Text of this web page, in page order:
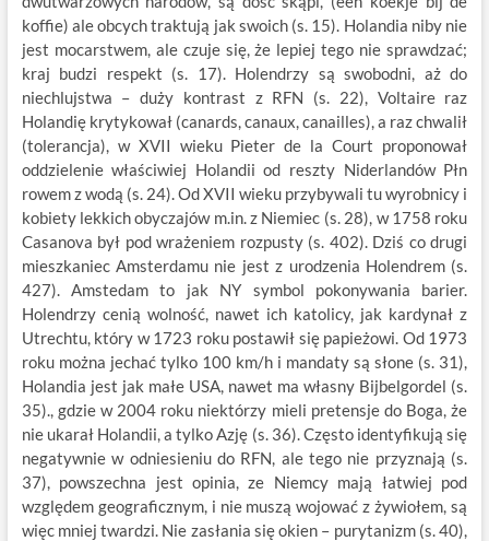
koffie) ale obcych traktują jak swoich (s. 15). Holandia niby nie
jest mocarstwem, ale czuje się, że lepiej tego nie sprawdzać;
kraj budzi respekt (s. 17). Holendrzy są swobodni, aż do
niechlujstwa – duży kontrast z RFN (s. 22), Voltaire raz
Holandię krytykował (canards, canaux, canailles), a raz chwalił
(tolerancja), w XVII wieku Pieter de la Court proponował
oddzielenie właściwiej Holandii od reszty Niderlandów Płn
rowem z wodą (s. 24). Od XVII wieku przybywali tu wyrobnicy i
kobiety lekkich obyczajów m.in. z Niemiec (s. 28), w 1758 roku
Casanova był pod wrażeniem rozpusty (s. 402). Dziś co drugi
mieszkaniec Amsterdamu nie jest z urodzenia Holendrem (s.
427). Amstedam to jak NY symbol pokonywania barier.
Holendrzy cenią wolność, nawet ich katolicy, jak kardynał z
Utrechtu, który w 1723 roku postawił się papieżowi. Od 1973
roku można jechać tylko 100 km/h i mandaty są słone (s. 31),
Holandia jest jak małe USA, nawet ma własny Bijbelgordel (s.
35)., gdzie w 2004 roku niektórzy mieli pretensje do Boga, że
nie ukarał Holandii, a tylko Azję (s. 36). Często identyfikują się
negatywnie w odniesieniu do RFN, ale tego nie przyznają (s.
37), powszechna jest opinia, ze Niemcy mają łatwiej pod
względem geograficznym, i nie muszą wojować z żywiołem, są
więc mniej twardzi. Nie zasłania się okien – purytanizm (s. 40),